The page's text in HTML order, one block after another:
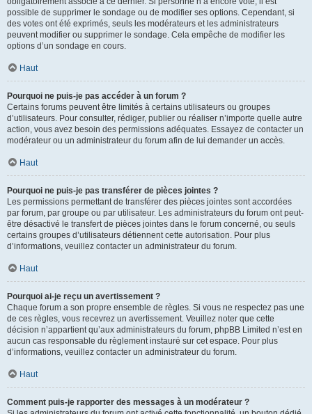
possible de supprimer le sondage ou de modifier ses options. Cependant, si
des votes ont été exprimés, seuls les modérateurs et les administrateurs
peuvent modifier ou supprimer le sondage. Cela empêche de modifier les
options d’un sondage en cours.
Haut
Pourquoi ne puis-je pas accéder à un forum ?
Certains forums peuvent être limités à certains utilisateurs ou groupes
d’utilisateurs. Pour consulter, rédiger, publier ou réaliser n’importe quelle autre
action, vous avez besoin des permissions adéquates. Essayez de contacter un
modérateur ou un administrateur du forum afin de lui demander un accès.
Haut
Pourquoi ne puis-je pas transférer de pièces jointes ?
Les permissions permettant de transférer des pièces jointes sont accordées
par forum, par groupe ou par utilisateur. Les administrateurs du forum ont peut-
être désactivé le transfert de pièces jointes dans le forum concerné, ou seuls
certains groupes d’utilisateurs détiennent cette autorisation. Pour plus
d’informations, veuillez contacter un administrateur du forum.
Haut
Pourquoi ai-je reçu un avertissement ?
Chaque forum a son propre ensemble de règles. Si vous ne respectez pas une
de ces règles, vous recevrez un avertissement. Veuillez noter que cette
décision n’appartient qu’aux administrateurs du forum, phpBB Limited n’est en
aucun cas responsable du règlement instauré sur cet espace. Pour plus
d’informations, veuillez contacter un administrateur du forum.
Haut
Comment puis-je rapporter des messages à un modérateur ?